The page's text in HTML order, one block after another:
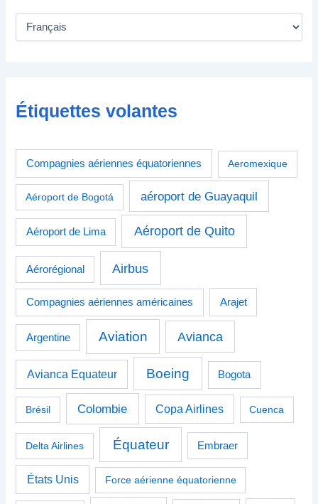
Étiquettes volantes
Compagnies aériennes équatoriennes Aeromexique
Aéroport de Bogotá aéroport de Guayaquil
Aéroport de Lima Aéroport de Quito
Aérorégional Airbus
Compagnies aériennes américaines Arajet
Argentine Aviation Avianca
Avianca Equateur Boeing Bogota
Brésil Colombie Copa Airlines Cuenca
Delta Airlines Équateur Embraer
États Unis Force aérienne équatorienne